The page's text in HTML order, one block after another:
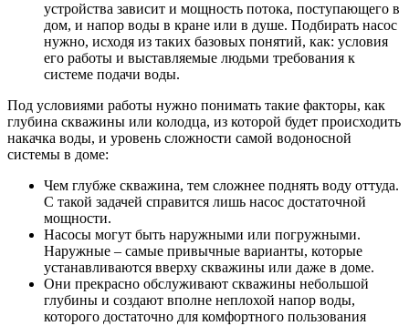
устройства зависит и мощность потока, поступающего в
дом, и напор воды в кране или в душе. Подбирать насос
нужно, исходя из таких базовых понятий, как: условия
его работы и выставляемые людьми требования к
системе подачи воды.
Под условиями работы нужно понимать такие факторы, как
глубина скважины или колодца, из которой будет происходить
накачка воды, и уровень сложности самой водоносной
системы в доме:
Чем глубже скважина, тем сложнее поднять воду оттуда.
С такой задачей справится лишь насос достаточной
мощности.
Насосы могут быть наружными или погружными.
Наружные – самые привычные варианты, которые
устанавливаются вверху скважины или даже в доме.
Они прекрасно обслуживают скважины небольшой
глубины и создают вполне неплохой напор воды,
которого достаточно для комфортного пользования